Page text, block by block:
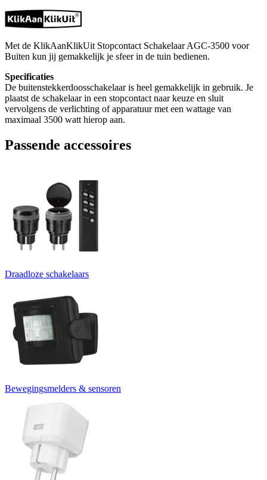
Met de KlikAanKlikUit Stopcontact Schakelaar AGC-3500 voor
Buiten kun jij gemakkelijk je sfeer in de tuin bedienen.
Specificaties
De buitenstekkerdoosschakelaar is heel gemakkelijk in gebruik. Je
plaatst de schakelaar in een stopcontact naar keuze en sluit
vervolgens de verlichting of apparatuur met een wattage van
maximaal 3500 watt hierop aan.
Passende accessoires
Draadloze schakelaars
Bewegingsmelders & sensoren